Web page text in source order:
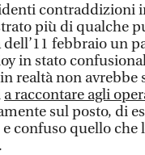
contraddizioni
più di qualche
dell’11 febbraio un
in stato
realtà non avrebbe
a raccontare agli
sul posto, di
confuso quello che